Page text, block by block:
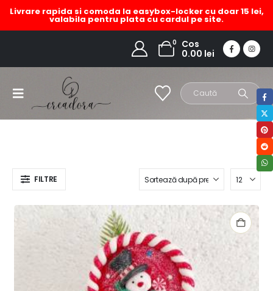
Livrare rapida si comoda la easybox-locker cu doar 15 lei,
valabila pentru plata cu cardul pe site.
0
Cos
0.00 lei
aranjament cutie cu om de
zapada
MAGAZIN
ARANJAMENT CUTIE CU OM DE ZAPADA
FILTRE